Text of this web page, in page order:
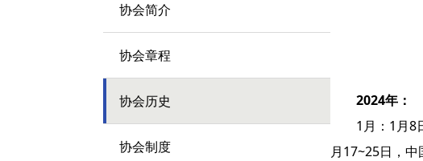
协会简介
协会章程
协会历史
协会制度
2024年：
1月：1月8
月17~25日，